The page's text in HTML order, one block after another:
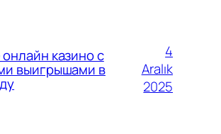
казино с
выигрышами в
4
Aralık
2025